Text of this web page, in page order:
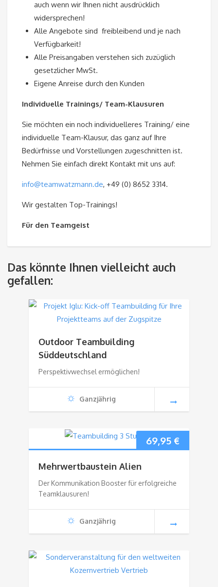
auch wenn wir Ihnen nicht ausdrücklich
widersprechen!
Alle Angebote sind freibleibend und je nach
Verfügbarkeit!
Alle Preisangaben verstehen sich zuzüglich
gesetzlicher MwSt.
Eigene Anreise durch den Kunden
Individuelle Trainings/ Team-Klausuren
Sie möchten ein noch individuelleres Training/ eine
individuelle Team-Klausur, das ganz auf Ihre
Bedürfnisse und Vorstellungen zugeschnitten ist.
Nehmen Sie einfach direkt Kontakt mit uns auf:
info@teamwatzmann.de, +49 (0) 8652 3314.
Wir gestalten Top-Trainings!
Für den Teamgeist
Das könnte Ihnen vielleicht auch
gefallen:
Outdoor Teambuilding
Süddeutschland
Perspektivwechsel ermöglichen!
Ganzjährig
69,95 €
Mehrwertbaustein Alien
Der Kommunikation Booster für erfolgreiche
Teamklausuren!
Ganzjährig